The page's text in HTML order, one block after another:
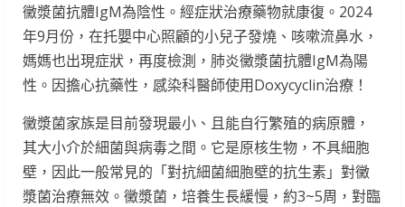
黴漿菌抗體IgM為陰性。經症狀治療藥物就康復。2024
年9月份，在托嬰中心照顧的小兒子發燒、咳嗽流鼻水，
媽媽也出現症狀，再度檢測，肺炎黴漿菌抗體IgM為陽
性。因擔心抗藥性，感染科醫師使用Doxycyclin治療！
黴漿菌家族是目前發現最小、且能自行繁殖的病原體，
其大小介於細菌與病毒之間。它是原核生物，不具細胞
壁，因此一般常見的「對抗細菌細胞壁的抗生素」對黴
漿菌治療無效。黴漿菌，培養生長緩慢，約3~5周，對臨